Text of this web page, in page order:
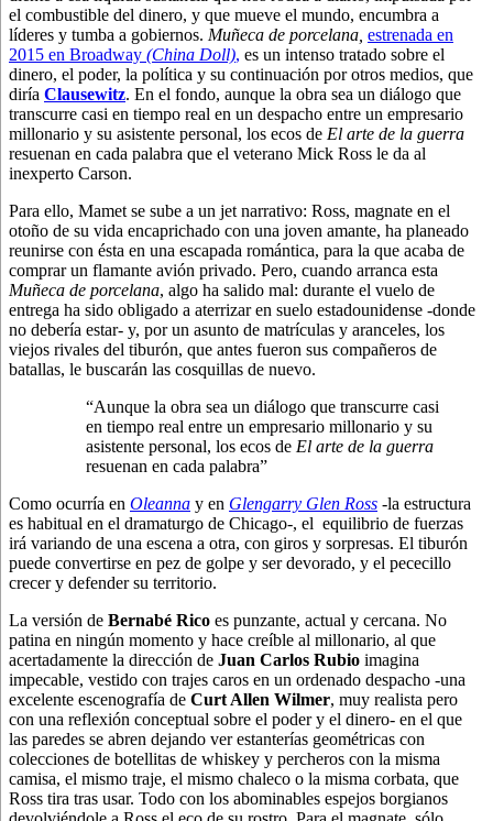
el combustible del dinero, y que mueve el mundo, encumbra a
líderes y tumba a gobiernos. Muñeca de porcelana, estrenada en
2015 en Broadway (China Doll), es un intenso tratado sobre el
dinero, el poder, la política y su continuación por otros medios, que
diría Clausewitz. En el fondo, aunque la obra sea un diálogo que
transcurre casi en tiempo real en un despacho entre un empresario
millonario y su asistente personal, los ecos de El arte de la guerra
resuenan en cada palabra que el veterano Mick Ross le da al
inexperto Carson.
Para ello, Mamet se sube a un jet narrativo: Ross, magnate en el
otoño de su vida encaprichado con una joven amante, ha planeado
reunirse con ésta en una escapada romántica, para la que acaba de
comprar un flamante avión privado. Pero, cuando arranca esta
Muñeca de porcelana, algo ha salido mal: durante el vuelo de
entrega ha sido obligado a aterrizar en suelo estadounidense -donde
no debería estar- y, por un asunto de matrículas y aranceles, los
viejos rivales del tiburón, que antes fueron sus compañeros de
batallas, le buscarán las cosquillas de nuevo.
“Aunque la obra sea un diálogo que transcurre casi
en tiempo real entre un empresario millonario y su
asistente personal, los ecos de El arte de la guerra
resuenan en cada palabra”
Como ocurría en Oleanna y en Glengarry Glen Ross -la estructura
es habitual en el dramaturgo de Chicago-, el equilibrio de fuerzas
irá variando de una escena a otra, con giros y sorpresas. El tiburón
puede convertirse en pez de golpe y ser devorado, y el pececillo
crecer y defender su territorio.
La versión de Bernabé Rico es punzante, actual y cercana. No
patina en ningún momento y hace creíble al millonario, al que
acertadamente la dirección de Juan Carlos Rubio imagina
impecable, vestido con trajes caros en un ordenado despacho -una
excelente escenografía de Curt Allen Wilmer, muy realista pero
con una reflexión conceptual sobre el poder y el dinero- en el que
las paredes se abren dejando ver estanterías geométricas con
colecciones de botellitas de whiskey y percheros con la misma
camisa, el mismo traje, el mismo chaleco o la misma corbata, que
Ross tira tras usar. Todo con los abominables espejos borgianos